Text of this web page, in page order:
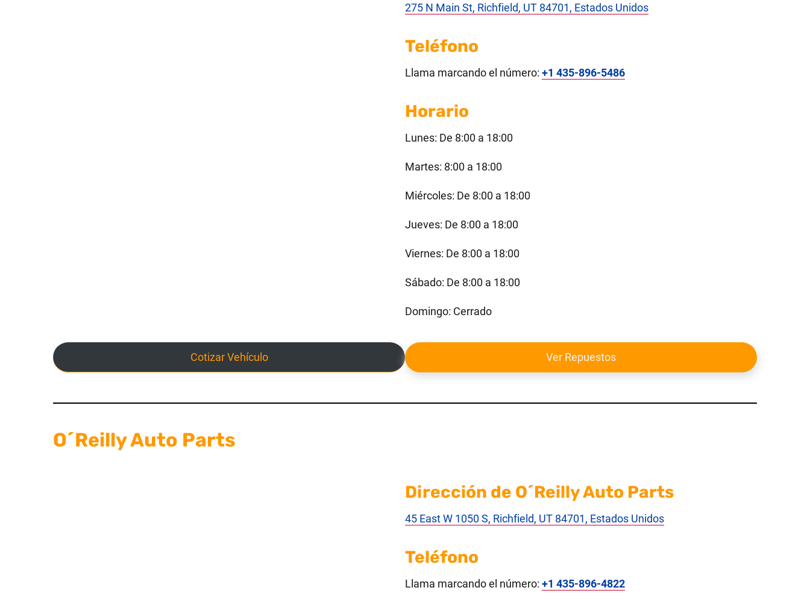
275 N Main St, Richfield, UT 84701, Estados Unidos
Teléfono
Llama marcando el número: +1 435-896-5486
Horario
Lunes: De 8:00 a 18:00
Martes: 8:00 a 18:00
Miércoles: De 8:00 a 18:00
Jueves: De 8:00 a 18:00
Viernes: De 8:00 a 18:00
Sábado: De 8:00 a 18:00
Domingo: Cerrado
Cotizar Vehículo Ver Repuestos
O´Reilly Auto Parts
Dirección de O´Reilly Auto Parts
45 East W 1050 S, Richfield, UT 84701, Estados Unidos
Teléfono
Llama marcando el número: +1 435-896-4822